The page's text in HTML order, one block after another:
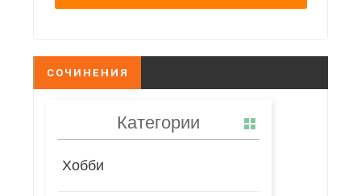
СОЧИНЕНИЯ
Категории
Хобби